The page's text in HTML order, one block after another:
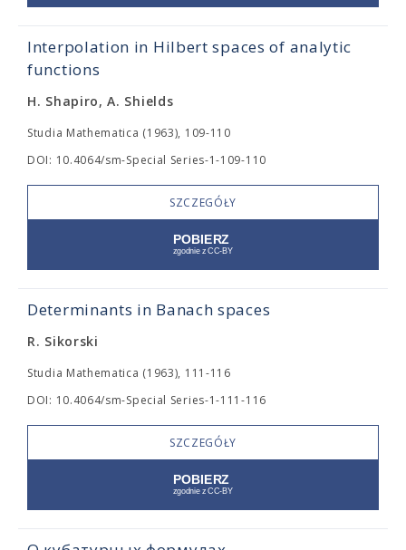
Interpolation in Hilbert spaces of analytic
functions
H. Shapiro, A. Shields
Studia Mathematica (1963), 109-110
DOI: 10.4064/sm-Special Series-1-109-110
SZCZEGÓŁY
Determinants in Banach spaces
R. Sikorski
Studia Mathematica (1963), 111-116
DOI: 10.4064/sm-Special Series-1-111-116
SZCZEGÓŁY